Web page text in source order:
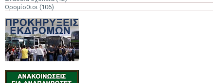
Ωρομίσθιοι (106)